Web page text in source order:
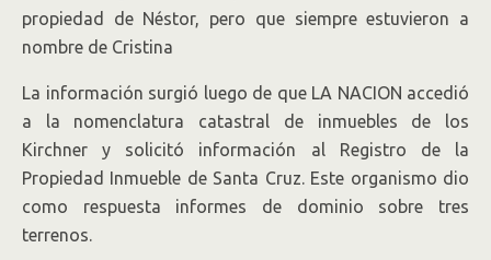
propiedad de Néstor, pero que siempre estuvieron a
nombre de Cristina
La información surgió luego de que LA NACION accedió
a la nomenclatura catastral de inmuebles de los
Kirchner y solicitó información al Registro de la
Propiedad Inmueble de Santa Cruz. Este organismo dio
como respuesta informes de dominio sobre tres
terrenos.